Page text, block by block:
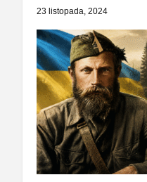
23 listopada, 2024